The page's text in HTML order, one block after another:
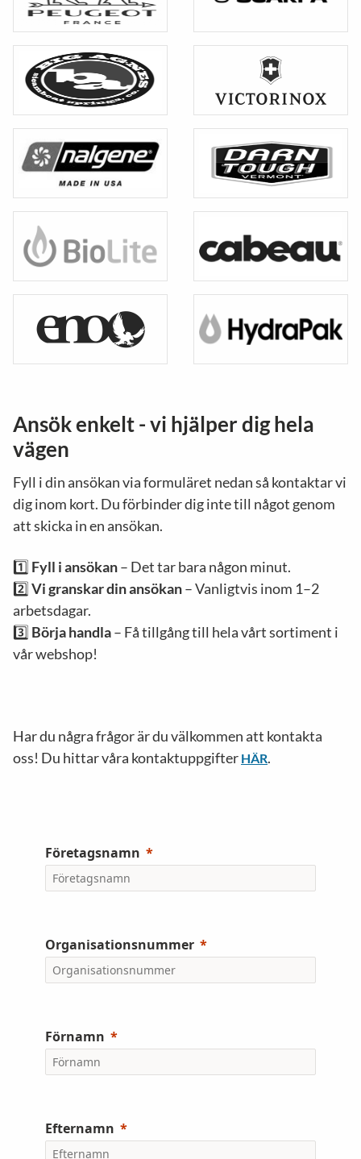
Ansök enkelt - vi hjälper dig hela
vägen
Fyll i din ansökan via formuläret nedan så kontaktar vi
dig inom kort. Du förbinder dig inte till något genom
att skicka in en ansökan.
1️⃣ Fyll i ansökan– Det tar bara någon minut.
2️⃣ Vi granskar din ansökan– Vanligtvis inom 1–2
arbetsdagar.
3️⃣ Börja handla– Få tillgång till hela vårt sortiment i
vår webshop!
Har du några frågor är du välkommen att kontakta
oss! Du hittar våra kontaktuppgifter HÄR.
Företagsnamn
Organisationsnummer
Förnamn
Efternamn